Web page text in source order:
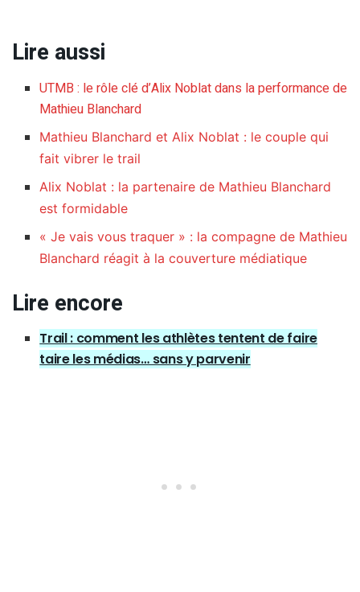
Lire aussi
UTMB : le rôle clé d’Alix Noblat dans la performance de
Mathieu Blanchard
Mathieu Blanchard et Alix Noblat : le couple qui
fait vibrer le trail
Alix Noblat : la partenaire de Mathieu Blanchard
est formidable
« Je vais vous traquer » : la compagne de Mathieu
Blanchard réagit à la couverture médiatique
Lire encore
Trail : comment les athlètes tentent de faire
taire les médias… sans y parvenir